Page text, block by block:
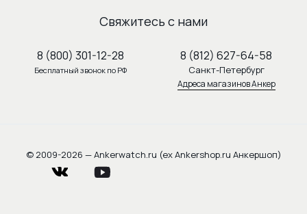
Свяжитесь с нами
8 (800) 301-12-28
Бесплатный звонок по РФ
8 (812) 627-64-58
Санкт-Петербург
Адреса магазинов Анкер
© 2009-2026 — Ankerwatch.ru (ex Ankershop.ru Анкершоп)
vkontakte youtube